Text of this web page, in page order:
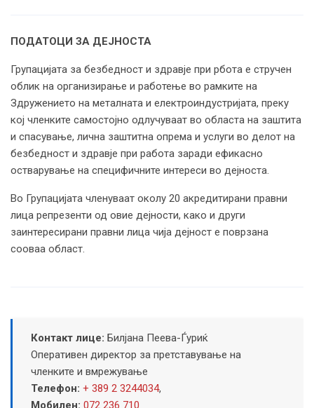
ПОДАТОЦИ ЗА ДЕЈНОСТА
Групацијата за безбедност и здравје при рбота е стручен
облик на организирање и работење во рамките на
Здружението на металната и електроиндустријата, преку
кој членките самостојно одлучуваат во областа на заштита
и спасување, лична заштитна опрема и услуги во делот на
безбедност и здравје при работа заради ефикасно
остварување на специфичните интереси во дејноста.
Во Групацијата членуваат околу 20 акредитирани правни
лица репрезенти од овие дејности, како и други
заинтересирани правни лица чија дејност е поврзана
сооваа област.
Контакт лице: Билјана Пеева-Ѓуриќ
Оперативен директор за претставување на
членките и вмрежување
Телефон: + 389 2 3244034,
Мобилен: 072 236 710